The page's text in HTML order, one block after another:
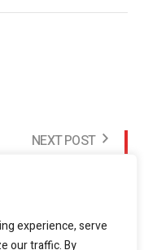
experience, serve
our traffic. By
NEXT POST
Prefectural de